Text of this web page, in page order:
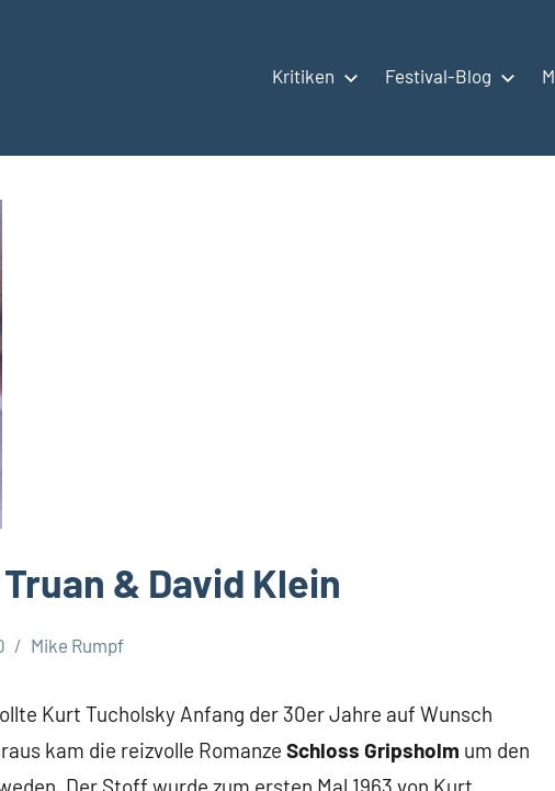
Kritiken Festival-Blog
& David Klein
Mike Rumpf
Kurt Tucholsky Anfang der 30er Jahre auf Wunsch
kam die reizvolle RomanzeSchloss Gripsholm um den